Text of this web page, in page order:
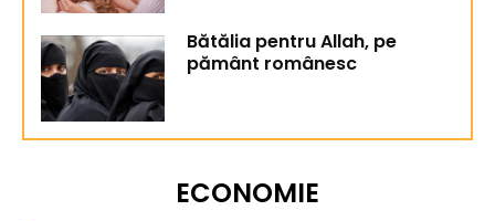
Bătălia pentru Allah, pe
pământ românesc
ECONOMIE